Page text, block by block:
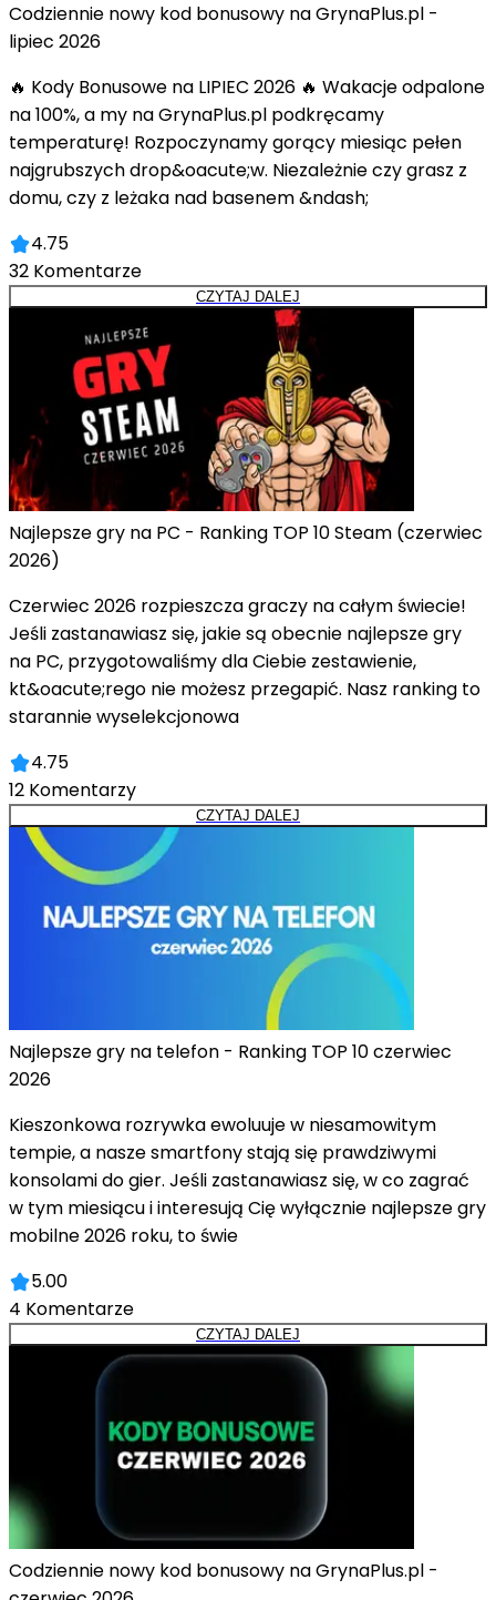
Codziennie nowy kod bonusowy na GrynaPlus.pl -
lipiec 2026
🔥 Kody Bonusowe na LIPIEC 2026 🔥 Wakacje odpalone
na 100%, a my na GrynaPlus.pl podkręcamy
temperaturę! Rozpoczynamy gorący miesiąc pełen
najgrubszych drop&oacute;w. Niezależnie czy grasz z
domu, czy z leżaka nad basenem &ndash;
4.75
32 Komentarze
CZYTAJ DALEJ
Najlepsze gry na PC - Ranking TOP 10 Steam (czerwiec
2026)
Czerwiec 2026 rozpieszcza graczy na całym świecie!
Jeśli zastanawiasz się, jakie są obecnie najlepsze gry
na PC, przygotowaliśmy dla Ciebie zestawienie,
kt&oacute;rego nie możesz przegapić. Nasz ranking to
starannie wyselekcjonowa
4.75
12 Komentarzy
CZYTAJ DALEJ
Najlepsze gry na telefon - Ranking TOP 10 czerwiec
2026
Kieszonkowa rozrywka ewoluuje w niesamowitym
tempie, a nasze smartfony stają się prawdziwymi
konsolami do gier. Jeśli zastanawiasz się, w co zagrać
w tym miesiącu i interesują Cię wyłącznie najlepsze gry
mobilne 2026 roku, to świe
5.00
4 Komentarze
CZYTAJ DALEJ
Codziennie nowy kod bonusowy na GrynaPlus.pl -